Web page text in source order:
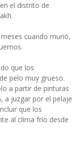
el distrito de
cuando murió,
que los
pelo muy grueso.
a partir de pinturas
a juzgar por el pelaje
que los
al clima frío desde